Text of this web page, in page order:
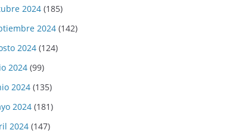
2024 (185)
2024 (142)
2024 (124)
2024 (99)
2024 (135)
2024 (181)
2024 (147)